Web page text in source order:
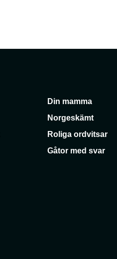
Din mamma
Norgeskämt
Roliga ordvitsar
Gåtor med svar